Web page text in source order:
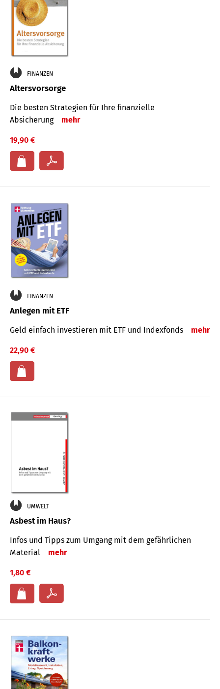
FINANZEN
Altersvorsorge
Die besten Strategien für Ihre finanzielle
Absicherung
mehr
19,90 €
FINANZEN
Anlegen mit ETF
Geld einfach investieren mit ETF und Indexfonds mehr
22,90 €
UMWELT
Asbest im Haus?
Infos und Tipps zum Um­gang mit dem ge­fähr­lichen
Mate­rial
mehr
1,80 €